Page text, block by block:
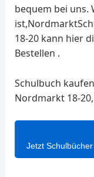
bequem bei uns.
18-20 kann hier
Bestellen .
Schulbuch
Nordmarkt 18-
Jetzt